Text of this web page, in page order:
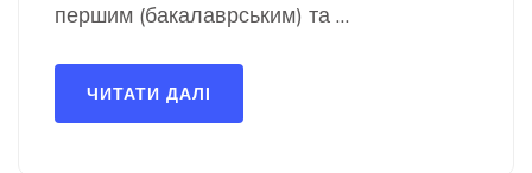
першим (бакалаврським) та …
ЧИТАТИ ДАЛІ